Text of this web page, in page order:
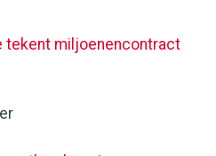
tekent miljoenencontract